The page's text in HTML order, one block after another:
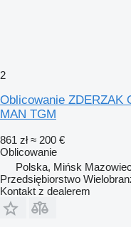
2
Oblicowanie ZDERZAK
MAN TGM
861 zł ≈ 200 €
Oblicowanie
Polska, Mińsk
Przedsiębiorstwo
Kontakt z dealerem